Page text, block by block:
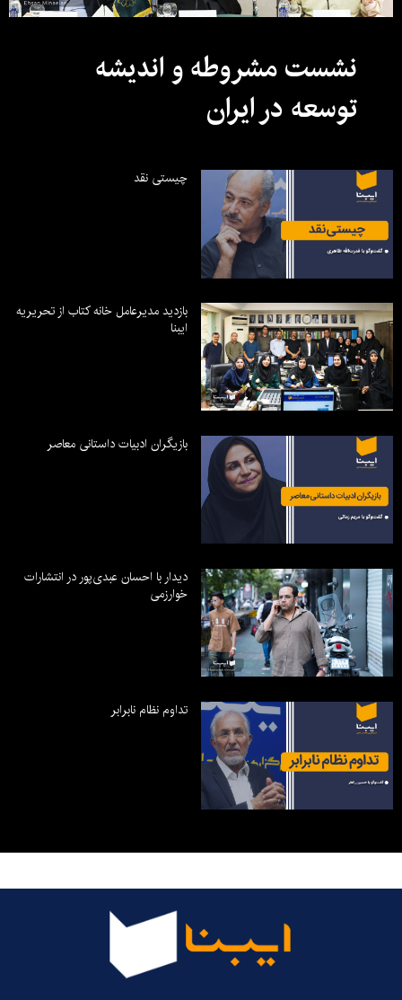
نشست مشروطه و اندیشه
توسعه در ایران
چیستی نقد
بازدید مدیرعامل خانه کتاب از تحریریه
ایبنا
بازیگران ادبیات داستانی معاصر
دیدار با احسان عبدی‌پور در انتشارات
خوارزمی
تداوم نظام نابرابر